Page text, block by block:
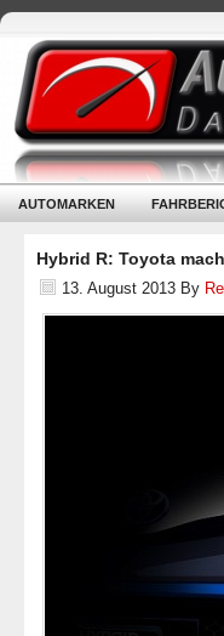
AUTOMARKEN
Hybrid R: Toyota
13. August 2013 By